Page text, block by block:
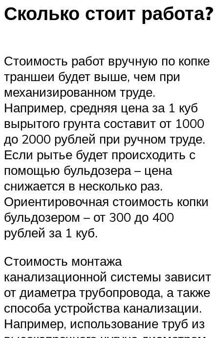
Сколько стоит работа?
Стоимость работ вручную по копке
траншеи будет выше, чем при
механизированном труде.
Например, средняя цена за 1 куб
вырытого грунта составит от 1000
до 2000 рублей при ручном труде.
Если рытье будет происходить с
помощью бульдозера – цена
снижается в несколько раз.
Ориентировочная стоимость копки
бульдозером – от 300 до 400
рублей за 1 куб.
Стоимость монтажа
канализационной системы зависит
от диаметра трубопровода, а также
способа устройства канализации.
Например, использование труб из